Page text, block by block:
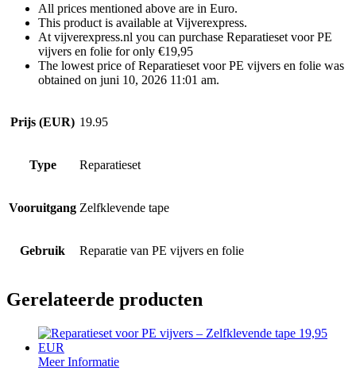
All prices mentioned above are in Euro.
This product is available at Vijverexpress.
At vijverexpress.nl you can purchase Reparatieset voor PE
vijvers en folie for only €19,95
The lowest price of Reparatieset voor PE vijvers en folie was
obtained on juni 10, 2026 11:01 am.
Prijs (EUR) 19.95
Type Reparatieset
Vooruitgang Zelfklevende tape
Gebruik Reparatie van PE vijvers en folie
Gerelateerde producten
Meer Informatie